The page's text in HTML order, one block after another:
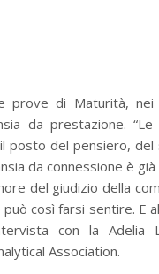
prove di Maturità,
da prestazione.
del pensiero, del
da connessione è
del giudizio della
così farsi sentire. E
con la Adelia
Association.